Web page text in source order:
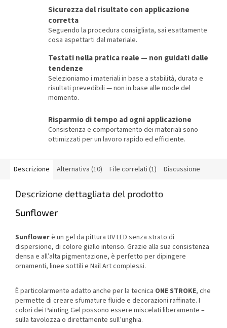
Sicurezza del risultato con applicazione
corretta
Seguendo la procedura consigliata, sai esattamente
cosa aspettarti dal materiale.
Testati nella pratica reale — non guidati dalle
tendenze
Selezioniamo i materiali in base a stabilità, durata e
risultati prevedibili — non in base alle mode del
momento.
Risparmio di tempo ad ogni applicazione
Consistenza e comportamento dei materiali sono
ottimizzati per un lavoro rapido ed efficiente.
Descrizione Alternativa (10) File correlati (1) Discussione
Descrizione dettagliata del prodotto
Sunflower
Sunflowerè un gel da pittura UV LED senza strato di
dispersione, di colore giallo intenso. Grazie alla sua consistenza
densa e all’alta pigmentazione, è perfetto per dipingere
ornamenti, linee sottili e Nail Art complessi.
È particolarmente adatto anche per la tecnica ONE STROKE, che
permette di creare sfumature fluide e decorazioni raffinate. I
colori dei Painting Gel possono essere miscelati liberamente –
sulla tavolozza o direttamente sull’unghia.